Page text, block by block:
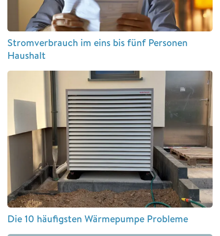
Stromverbrauch im eins bis fünf Personen
Haushalt
Die 10 häufigsten Wärmepumpe Probleme